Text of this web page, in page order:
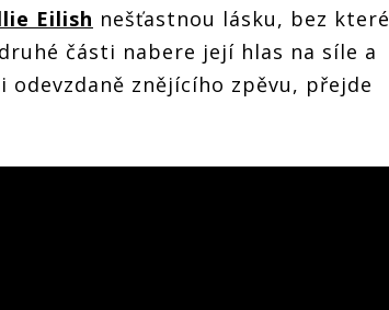
Eilish nešťastnou lásku, bez které
části nabere její hlas na síle a
odevzdaně znějícího zpěvu, přejde